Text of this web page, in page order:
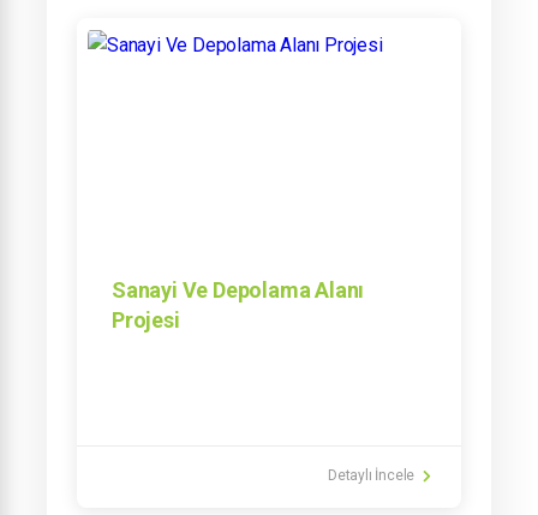
Sanayi Ve Depolama Alanı
Projesi
Detaylı İncele